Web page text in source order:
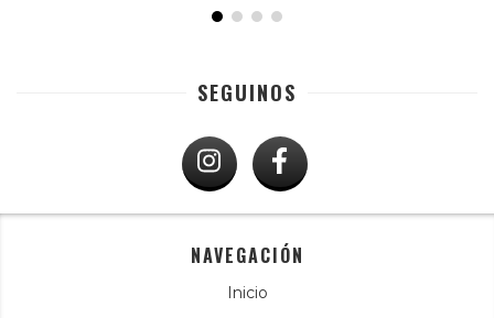
SEGUINOS
NAVEGACIÓN
Inicio